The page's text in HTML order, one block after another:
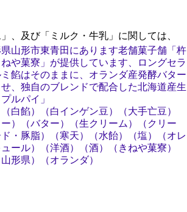
、及び「ミルク・牛乳」に関しては、
山形市東青田にあります老舗菓子舗「杵
や菓寮」が提供しています、ロングセラ
餡はそのままに、オランダ産発酵バター
、独自のブレンドで配合した北海道産生
ルパイ」
白餡）（白インゲン豆）（大手亡豆）
）（バター）（生クリーム）（クリー
・豚脂）（寒天）（水飴）（塩）（オレ
ール）（洋酒）（酒）（きねや菓寮）
形県）（オランダ）